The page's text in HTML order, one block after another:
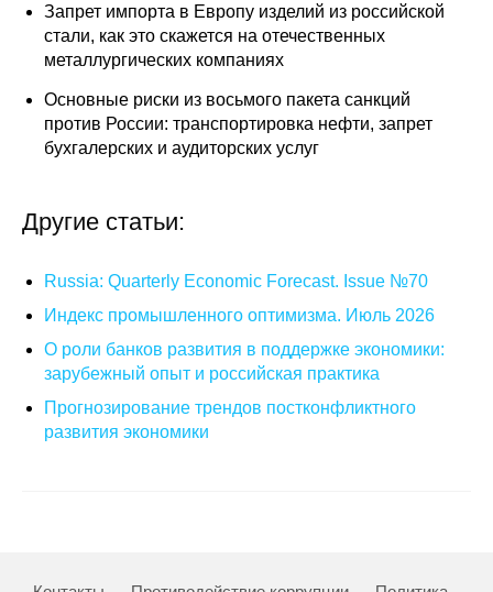
О журнале
Редакционная этика
Общие требования
Стандарты оформления
Научные труды
О журнале
Выпуски
Запрет импорта в Европу изделий из российской
стали, как это скажется на отечественных
металлургических компаниях
Основные риски из восьмого пакета санкций
против России: транспортировка нефти, запрет
бухгалерских и аудиторских услуг
Другие статьи:
Russia: Quarterly Economic Forecast. Issue №70
Индекс промышленного оптимизма. Июль 2026
О роли банков развития в поддержке экономики:
зарубежный опыт и российская практика
Прогнозирование трендов постконфликтного
развития экономики